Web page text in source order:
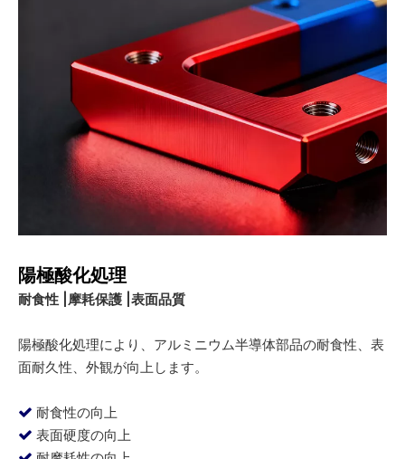
陽極酸化処理
耐食性 |摩耗保護 |表面品質
陽極酸化処理により、アルミニウム半導体部品の耐食性、表
面耐久性、外観が向上します。
 耐食性の向上
 表面硬度の向上